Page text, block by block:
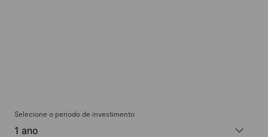
Selecione o período de investimento
1 ano